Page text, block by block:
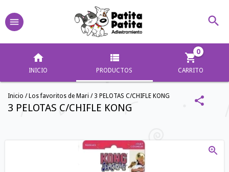
INICIO PRODUCTOS CARRITO
0
Inicio / Los favoritos de Mari / 3 PELOTAS C/CHIFLE KONG
3 PELOTAS C/CHIFLE KONG